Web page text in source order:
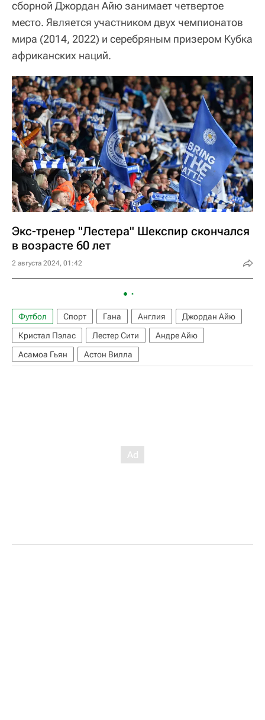
сборной Джордан Айю занимает четвертое
место. Является участником двух чемпионатов
мира (2014, 2022) и серебряным призером Кубка
африканских наций.
Экс-тренер "Лестера" Шекспир скончался
в возрасте 60 лет
2 августа 2024, 01:42
Футбол Спорт Гана Англия
Джордан Айю
Кристал Пэлас
Лестер Сити
Андре Айю
Асамоа Гьян
Астон Вилла